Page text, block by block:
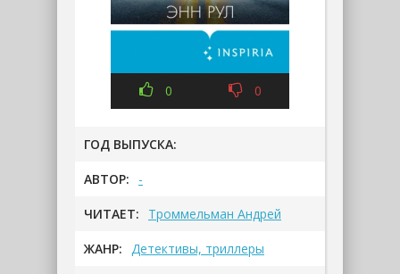
0 0
ГОД ВЫПУСКА:
АВТОР: -
ЧИТАЕТ: Троммельман Андрей
ЖАНР: Детективы, триллеры